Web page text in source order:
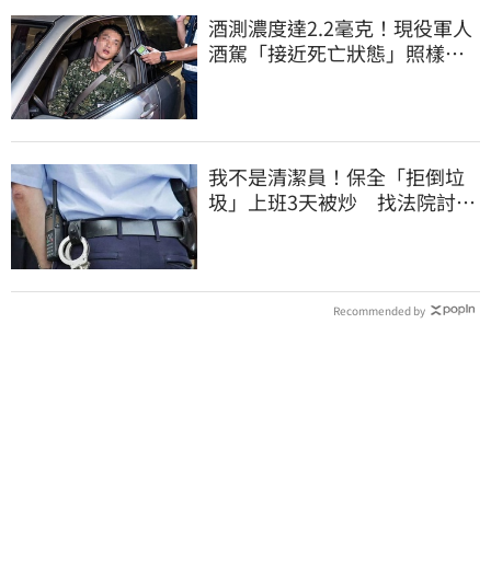
酒測濃度達2.2毫克！現役軍人
酒駕「接近死亡狀態」照樣開
我不是清潔員！保全「拒倒垃
圾」上班3天被炒 找法院討公
Recommended by